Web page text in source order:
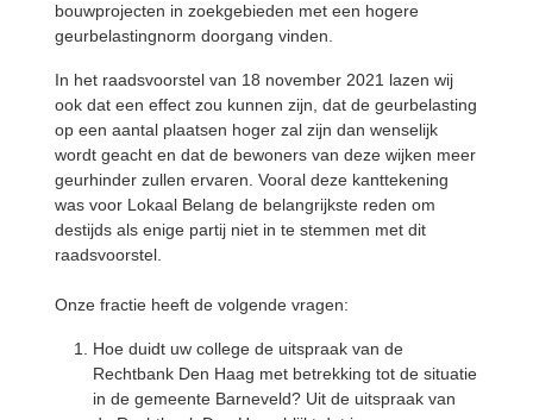
bouwprojecten in zoekgebieden met een hogere
geurbelastingnorm doorgang vinden.
In het raadsvoorstel van 18 november 2021 lazen wij
ook dat een effect zou kunnen zijn, dat de geurbelasting
op een aantal plaatsen hoger zal zijn dan wenselijk
wordt geacht en dat de bewoners van deze wijken meer
geurhinder zullen ervaren. Vooral deze kanttekening
was voor Lokaal Belang de belangrijkste reden om
destijds als enige partij niet in te stemmen met dit
raadsvoorstel.
Onze fractie heeft de volgende vragen:
Hoe duidt uw college de uitspraak van de
Rechtbank Den Haag met betrekking tot de situatie
in de gemeente Barneveld? Uit de uitspraak van